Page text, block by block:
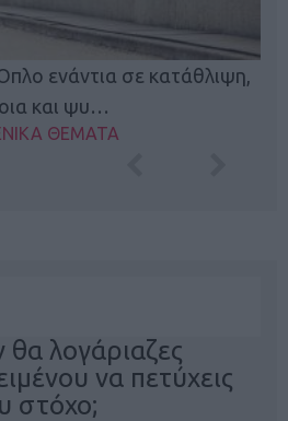
ενάντια σε κατάθλιψη,
και ψυ…
ΘΕΜΑΤΑ
θα λογάριαζες
να πετύχεις
στόχο;